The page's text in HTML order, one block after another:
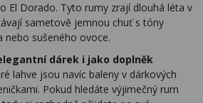
El Dorado. Tyto rumy zrají dlouhá léta v
sametově jemnou chuť s tóny
nebo sušeného ovoce.
dárek i jako doplněk
lahve jsou navíc baleny v dárkových
Pokud hledáte výjimečný rum